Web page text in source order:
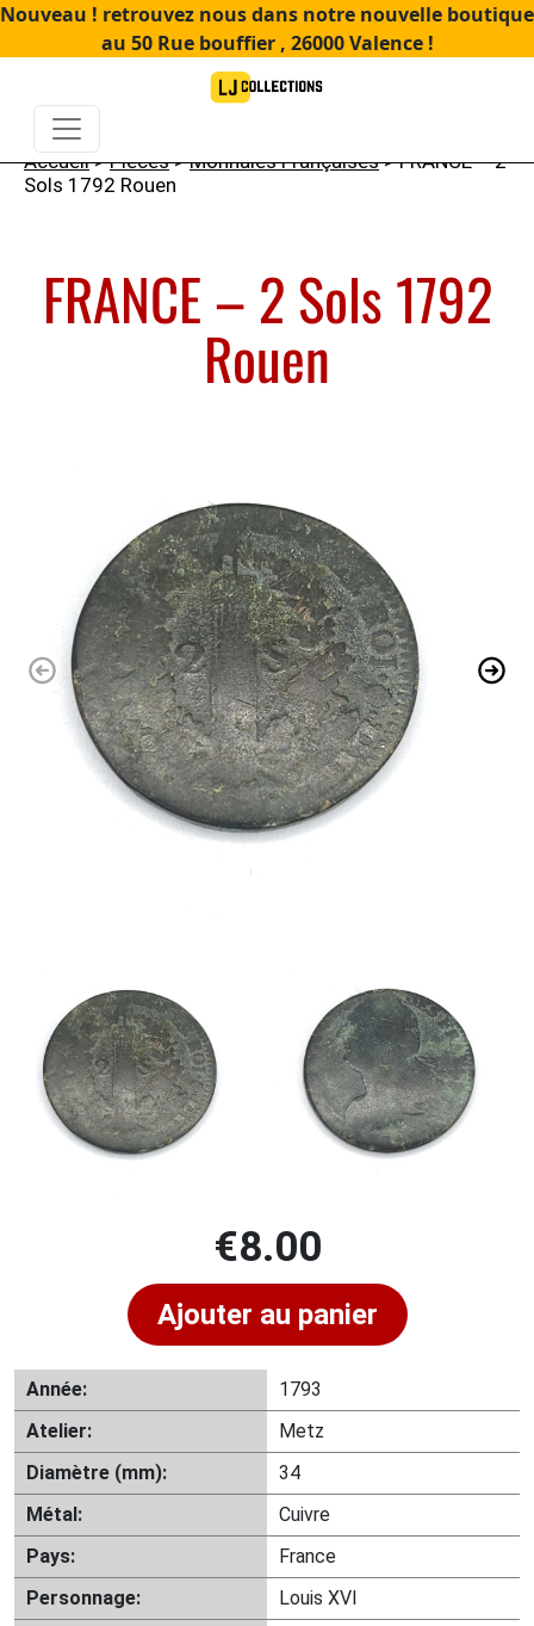
Nouveau ! retrouvez nous dans notre nouvelle boutique
au 50 Rue bouffier , 26000 Valence !
Accueil>Pièces>Monnaies Françaises> FRANCE – 2
Sols 1792 Rouen
FRANCE – 2 Sols 1792
Rouen
€8.00
Ajouter au panier
Année:
1793
Atelier:
Metz
Diamètre (mm):
34
Métal:
Cuivre
Pays:
France
Personnage:
Louis XVI